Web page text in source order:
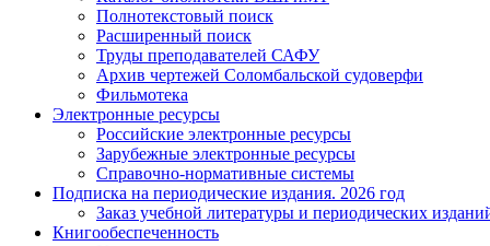
Полнотекстовый поиск
Расширенный поиск
Труды преподавателей САФУ
Архив чертежей Соломбальской судоверфи
Фильмотека
Электронные ресурсы
Российские электронные ресурсы
Зарубежные электронные ресурсы
Справочно-нормативные системы
Подписка на периодические издания. 2026 год
Заказ учебной литературы и периодических
Книгообеспеченность